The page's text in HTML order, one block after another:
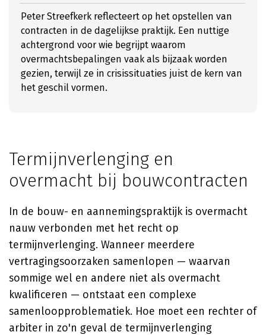
Peter Streefkerk reflecteert op het opstellen van
contracten in de dagelijkse praktijk. Een nuttige
achtergrond voor wie begrijpt waarom
overmachtsbepalingen vaak als bijzaak worden
gezien, terwijl ze in crisissituaties juist de kern van
het geschil vormen.
Termijnverlenging en
overmacht bij bouwcontracten
In de bouw- en aannemingspraktijk is overmacht
nauw verbonden met het recht op
termijnverlenging. Wanneer meerdere
vertragingsoorzaken samenlopen — waarvan
sommige wel en andere niet als overmacht
kwalificeren — ontstaat een complexe
samenloopproblematiek. Hoe moet een rechter of
arbiter in zo'n geval de termijnverlenging